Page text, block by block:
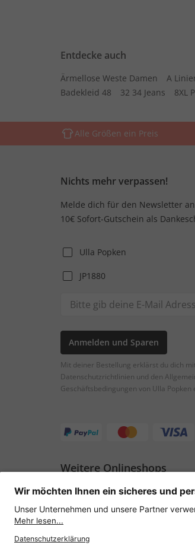
Entdecke auch
Ärmellose Weste Damen A
Badekleid 48
32 34 Jeans 8XL
Alle Größen ein Preis
Nichts mehr verpassen!
Melde dich für den Newsletter
10€ Sofort-Gutschein als
Ulla Popken
JP1880
Anmelden und Sparen
Mit deiner Bestellung erklärst du dich
Datenschutzrichtlinien und den
Geschäftsbedingungen von Ulla Popken
Weitere Onlineshops
Österreich